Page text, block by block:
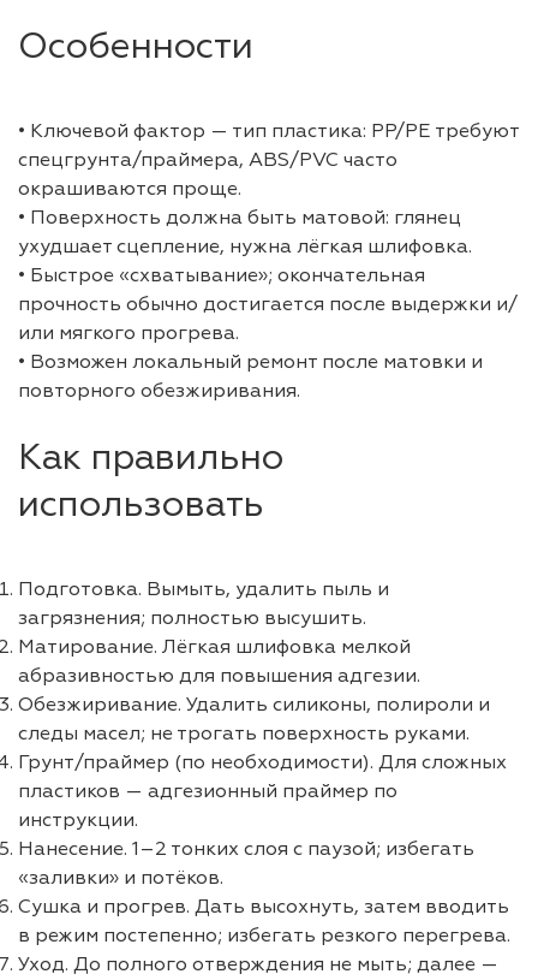
Особенности
• Ключевой фактор — тип пластика: PP/PE требуют
спецгрунта/праймера, ABS/PVC часто
окрашиваются проще.
• Поверхность должна быть матовой: глянец
ухудшает сцепление, нужна лёгкая шлифовка.
• Быстрое «схватывание»; окончательная
прочность обычно достигается после выдержки и/
или мягкого прогрева.
• Возможен локальный ремонт после матовки и
повторного обезжиривания.
Как правильно
использовать
Подготовка. Вымыть, удалить пыль и
загрязнения; полностью высушить.
Матирование. Лёгкая шлифовка мелкой
абразивностью для повышения адгезии.
Обезжиривание. Удалить силиконы, полироли и
следы масел; не трогать поверхность руками.
Грунт/праймер (по необходимости). Для сложных
пластиков — адгезионный праймер по
инструкции.
Нанесение. 1–2 тонких слоя с паузой; избегать
«заливки» и потёков.
Сушка и прогрев. Дать высохнуть, затем вводить
в режим постепенно; избегать резкого перегрева.
Уход. До полного отверждения не мыть; далее —